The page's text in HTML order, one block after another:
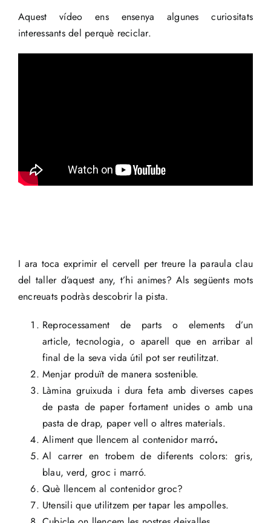
Aquest vídeo ens ensenya algunes curiositats
interessants del perquè reciclar.
I ara toca exprimir el cervell per treure la paraula clau
del taller d’aquest any, t’hi animes? Als següents mots
encreuats podràs descobrir la pista.
Reprocessament de parts o elements d’un
article, tecnologia, o aparell que en arribar al
final de la seva vida útil pot ser reutilitzat.
Menjar produït de manera sostenible.
Làmina gruixuda i dura feta amb diverses capes
de pasta de paper fortament unides o amb una
pasta de drap, paper vell o altres materials.
Aliment que llencem al contenidor marró.
Al carrer en trobem de diferents colors: gris,
blau, verd, groc i marró.
Què llencem al contenidor groc?
Utensili que utilitzem per tapar les ampolles.